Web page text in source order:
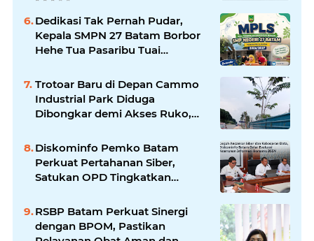
Perhatian
Dedikasi Tak Pernah Pudar,
Kepala SMPN 27 Batam Borbor
Hehe Tua Pasaribu Tuai
Trotoar Baru di Depan Cammo
Industrial Park Diduga
Dibongkar demi Akses Ruko,
Diskominfo Pemko Batam
Perkuat Pertahanan Siber,
Satukan OPD Tingkatkan
Pemerintah
RSBP Batam Perkuat Sinergi
dengan BPOM, Pastikan